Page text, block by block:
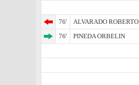
76'
ALVARADO ROBERTO
76'
PINEDA ORBELIN